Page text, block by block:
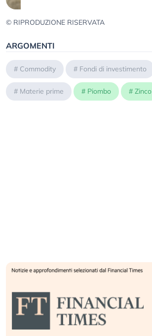
© RIPRODUZIONE RISERVATA
ARGOMENTI
# Commodity # Fondi di investimento
# Materie prime # Piombo # Zinco